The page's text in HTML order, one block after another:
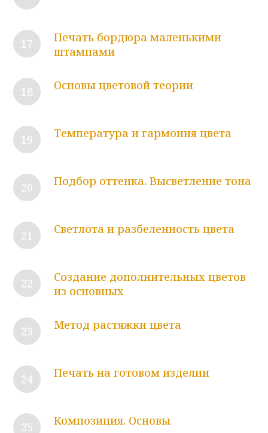
Печать бордюра маленькими
штампами
Основы цветовой теории
Температура и гармония цвета
Подбор оттенка. Высветление тона
Светлота и разбеленность цвета
Создание дополнительных цветов
из основных
Метод растяжки цвета
Печать на готовом изделии
Композиция. Основы